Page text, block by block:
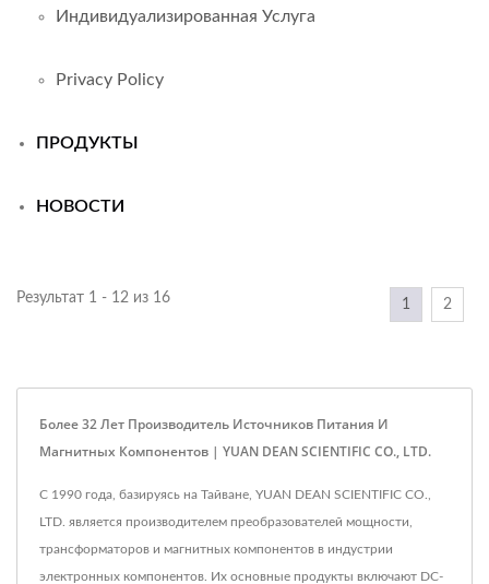
Индивидуализированная Услуга
Privacy Policy
ПРОДУКТЫ
НОВОСТИ
Результат 1 - 12 из 16 1 2
Более 32 Лет Производитель Источников Питания И
Магнитных Компонентов | YUAN DEAN SCIENTIFIC CO., LTD.
С 1990 года, базируясь на Тайване, YUAN DEAN SCIENTIFIC CO.,
LTD. является производителем преобразователей мощности,
трансформаторов и магнитных компонентов в индустрии
электронных компонентов. Их основные продукты включают DC-